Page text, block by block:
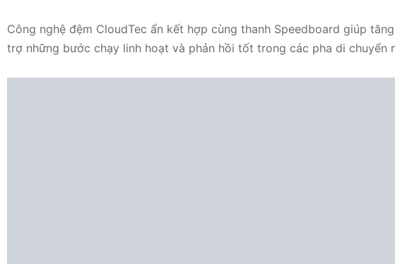
Công nghệ đệm CloudTec ẩn kết hợp cùng thanh Speedboard giúp
trợ những bước chạy linh hoạt và phản hồi tốt trong các pha di chuyển